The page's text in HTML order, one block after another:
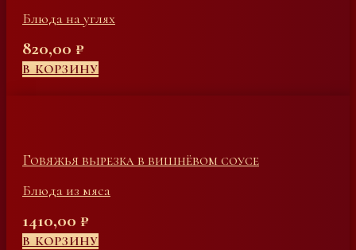
Блюда на углях
820,00 ₽
В КОРЗИНУ
Говяжья вырезка в вишнёвом соусе
Блюда из мяса
1410,00 ₽
В КОРЗИНУ